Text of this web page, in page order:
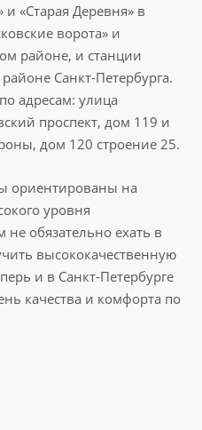
и «Старая Деревня» в
ворота» и
районе, и станции
Санкт-Петербурга.
адресам: улица
проспект, дом 119 и
дом 120 строение 25.
ориентированы на
уровня
не обязательно ехать в
высококачественную
и в Санкт-Петербурге
качества и комфорта по